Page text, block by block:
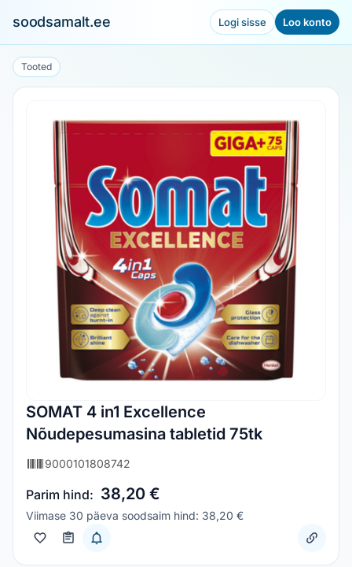
soodsamalt.ee Logi sisse Loo konto
Tooted
SOMAT 4 in1 Excellence
Nõudepesumasina tabletid 75tk
9000101808742
Parim hind: 38,20 €
Viimase 30 päeva soodsaim hind: 38,20 €